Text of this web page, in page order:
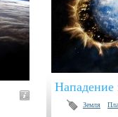
Нападение
Земля